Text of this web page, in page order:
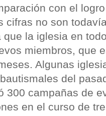
con el
cifras no son
que la iglesia en
miembros, que
Algunas
del
300 campañas de
en el curso de